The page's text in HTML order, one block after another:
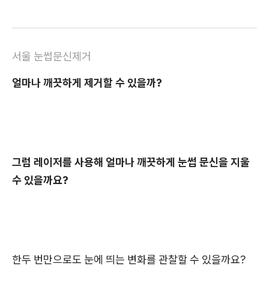
서울 눈썹문신제거
얼마나 깨끗하게 제거할 수 있을까?
그럼 레이저를 사용해 얼마나 깨끗하게 눈썹 문신을 지울
수 있을까요?
한두 번만으로도 눈에 띄는 변화를 관찰할 수 있을까요?